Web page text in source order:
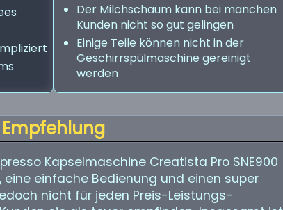
Der Milchschaum kann bei manchen
Kunden nicht so gut gelingen
Einige Teile können nicht in der
Geschirrspülmaschine gereinigt
werden
Empfehlung
Kapselmaschine Creatista Pro SNE900
einfache Bedienung und einen super
nicht für jeden Preis-Leistungs-